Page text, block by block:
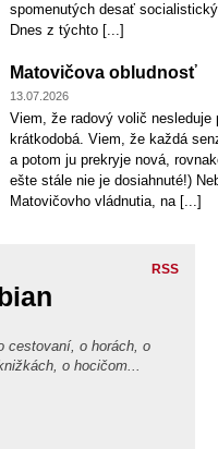
spomenutých desať
Dnes z týchto [...]
Matovičova obludnosť
13.07.2026
Viem, že radový volič
krátkodobá. Viem, že každá
a potom ju prekryje nová,
ešte stále nie je dosiahnuté!)
Matovičovho vládnutia, na [...]
RSS
cestovaní, o horách, o
o hocičom...